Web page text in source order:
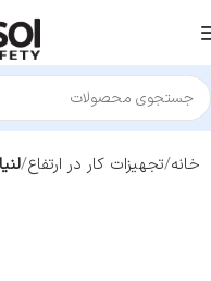
خانه تجهیزات کار در ارتفاع